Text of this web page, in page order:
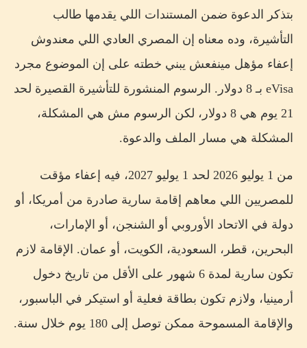
بتذكر الدعوة ضمن المستندات اللي يقدمها طالب
التأشيرة، وده معناه إن المصري العادي اللي معندوش
إعفاء مؤهل مينفعش يبني خطته على إن الموضوع مجرد
eVisa بـ 8 دولار. الرسوم المنشورة للتأشيرة القصيرة لحد
21 يوم هي 8 دولار، لكن الرسوم مش هي المشكلة،
المشكلة هي مسار الملف والدعوة.
من 1 يوليو 2026 لحد 1 يوليو 2027، فيه إعفاء مؤقت
للمصريين اللي معاهم إقامة سارية صادرة من أمريكا، أو
دولة في الاتحاد الأوروبي أو الشنجن، أو الإمارات،
البحرين، قطر، السعودية، الكويت، أو عمان. الإقامة لازم
تكون سارية لمدة 6 شهور على الأقل من تاريخ دخول
أرمينيا، ولازم تكون بطاقة فعلية أو استيكر في الباسبور،
والإقامة المسموحة ممكن توصل إلى 180 يوم خلال سنة.